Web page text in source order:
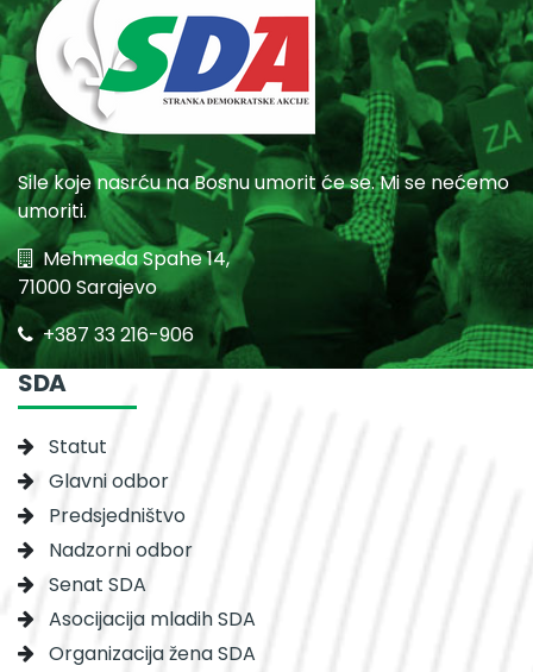
Sile koje nasrću na Bosnu umorit će se. Mi se nećemo
umoriti.
Mehmeda Spahe 14,
71000 Sarajevo
+387 33 216-906
SDA
Statut
Glavni odbor
Predsjedništvo
Nadzorni odbor
Senat SDA
Asocijacija mladih SDA
Organizacija žena SDA